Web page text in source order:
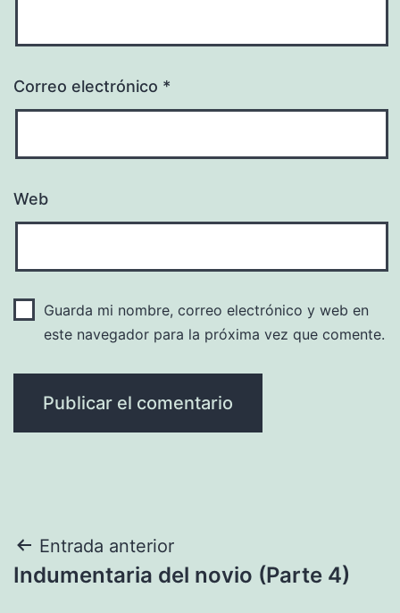
Correo electrónico *
Web
Guarda mi nombre, correo electrónico y web en
este navegador para la próxima vez que comente.
Navegación
de
Entrada anterior
Indumentaria del novio (Parte 4)